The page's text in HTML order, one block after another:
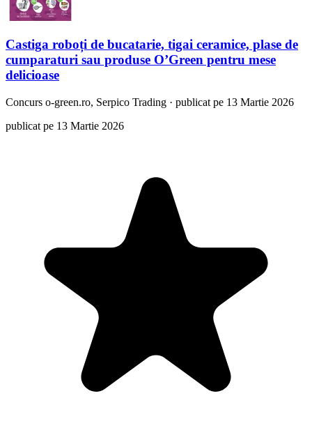
Castiga roboți de bucatarie, tigai ceramice, plase de
cumparaturi sau produse O’Green pentru mese
delicioase
Concurs o-green.ro, Serpico Trading · publicat pe 13 Martie 2026
publicat pe 13 Martie 2026